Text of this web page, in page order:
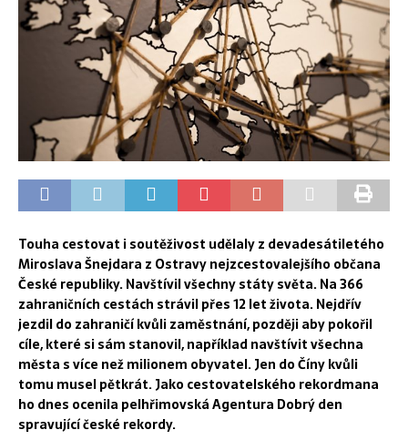
Touha cestovat i soutěživost udělaly z devadesátiletého
Miroslava Šnejdara z Ostravy nejzcestovalejšího občana
České republiky. Navštívil všechny státy světa. Na 366
zahraničních cestách strávil přes 12 let života. Nejdřív
jezdil do zahraničí kvůli zaměstnání, později aby pokořil
cíle, které si sám stanovil, například navštívit všechna
města s více než milionem obyvatel. Jen do Číny kvůli
tomu musel pětkrát. Jako cestovatelského rekordmana
ho dnes ocenila pelhřimovská Agentura Dobrý den
spravující české rekordy.